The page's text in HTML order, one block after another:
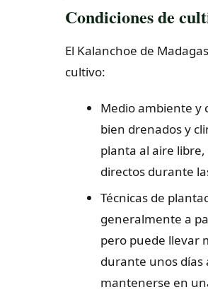
Condiciones de
El Kalanchoe de
cultivo:
Medio ambiente y
bien drenados y
planta al aire libre,
directos durante
Técnicas de
generalmente a
pero puede llevar
durante unos días
mantenerse en